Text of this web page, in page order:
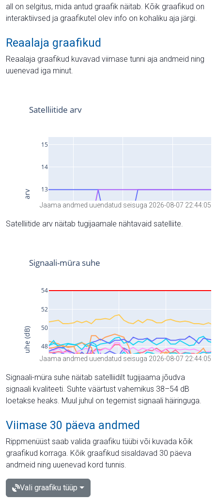
all on selgitus, mida antud graafik näitab. Kõik graafikud on
interaktiivsed ja graafikutel olev info on kohaliku aja järgi.
Reaalaja graafikud
Reaalaja graafikud kuvavad viimase tunni aja andmeid ning
uuenevad iga minut.
Jaama andmed uuendatud seisuga 2026-08-07 22:44:05
Satelliitide arv näitab tugijaamale nähtavaid satelliite.
Jaama andmed uuendatud seisuga 2026-08-07 22:44:05
Signaali-müra suhe näitab satelliidilt tugijaama jõudva
signaali kvaliteeti. Suhte väärtust vahemikus 38–54 dB
loetakse heaks. Muul juhul on tegemist signaali häiringuga.
Viimase 30 päeva andmed
Rippmenüüst saab valida graafiku tüübi või kuvada kõik
graafikud korraga. Kõik graafikud sisaldavad 30 päeva
andmeid ning uuenevad kord tunnis.
Vali graafiku tüüp